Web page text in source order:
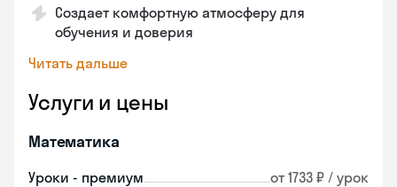
Создает комфортную атмосферу для
обучения и доверия
Читать дальше
Услуги и цены
Математика
Уроки - премиум от 1733 ₽ / урок